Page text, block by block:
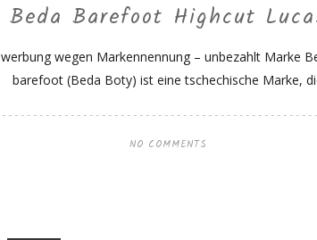
Beda Barefoot Highcut
werbung wegen Markennennung – unbezahlt Marke
barefoot (Beda Boty) ist eine tschechische Marke,
NO COMMENTS